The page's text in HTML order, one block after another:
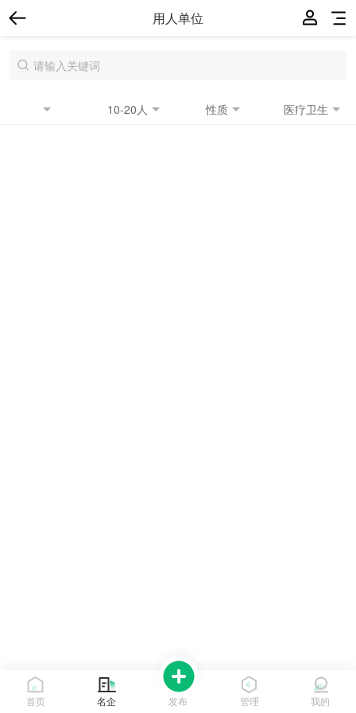
用人单位
10-20人 性质 医疗卫生
首页 名企 发布 管理 我的